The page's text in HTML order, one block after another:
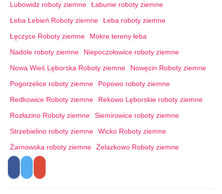
Lubowidz roboty ziemne
Łabunie roboty ziemne
Łeba Łebień Roboty ziemne
Łeba roboty ziemne
Łęczyce Roboty ziemne
Mokre tereny łeba
Nadole roboty ziemne
Niepoczołowice roboty ziemne
Nowa Wieś Lęborska Roboty ziemne
Nowęcin Roboty ziemne
Pogorzelice roboty ziemne
Popowo roboty ziemne
Redkowice Roboty ziemne
Rekowo Lęborskie roboty ziemne
Rozłazino Roboty ziemne
Siemirowice roboty ziemne
Strzebielino roboty ziemne
Wicko Roboty ziemne
Żarnowska roboty ziemne
Żelazkowo Roboty ziemne